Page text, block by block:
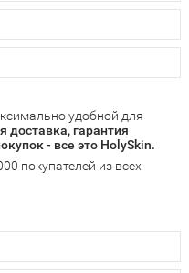
России.
Почтой России или
или пункте
ужена
получитьбесплатную
и оплаты в Вашем городе
удобным способом:
Сбербанк) и другими
удобной для
доставка, гарантия
- все это HolySkin.
покупателей из всех